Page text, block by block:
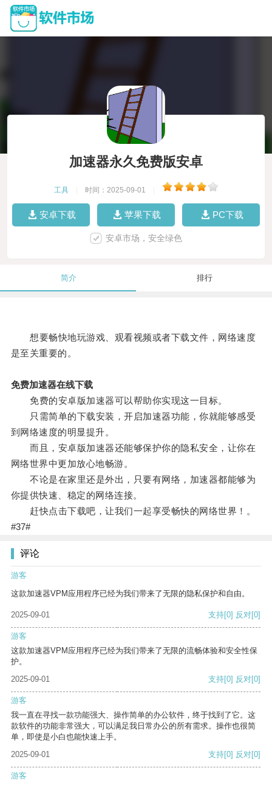
加速器永久免费版安卓
工具 时间：2025-09-01
安卓下载 苹果下载 PC下载
安卓市场，安全绿色
简介 排行
想要畅快地玩游戏、观看视频或者下载文件，网络速度
是至关重要的。
免费加速器在线下载
免费的安卓版加速器可以帮助你实现这一目标。
只需简单的下载安装，开启加速器功能，你就能够感受
到网络速度的明显提升。
而且，安卓版加速器还能够保护你的隐私安全，让你在
网络世界中更加放心地畅游。
不论是在家里还是外出，只要有网络，加速器都能够为
你提供快速、稳定的网络连接。
赶快点击下载吧，让我们一起享受畅快的网络世界！。
#37#
评论
游客
这款加速器VPM应用程序已经为我们带来了无限的隐私保护和自由。
2025-09-01 支持[0] 反对[0]
游客
这款加速器VPM应用程序已经为我们带来了无限的流畅体验和安全性保
护。
2025-09-01
支持[0] 反对[0]
游客
我一直在寻找一款功能强大、操作简单的办公软件，终于找到了它。这
款软件的功能非常强大，可以满足我日常办公的所有需求。操作也很简
单，即使是小白也能快速上手。
2025-09-01
支持[0] 反对[0]
游客